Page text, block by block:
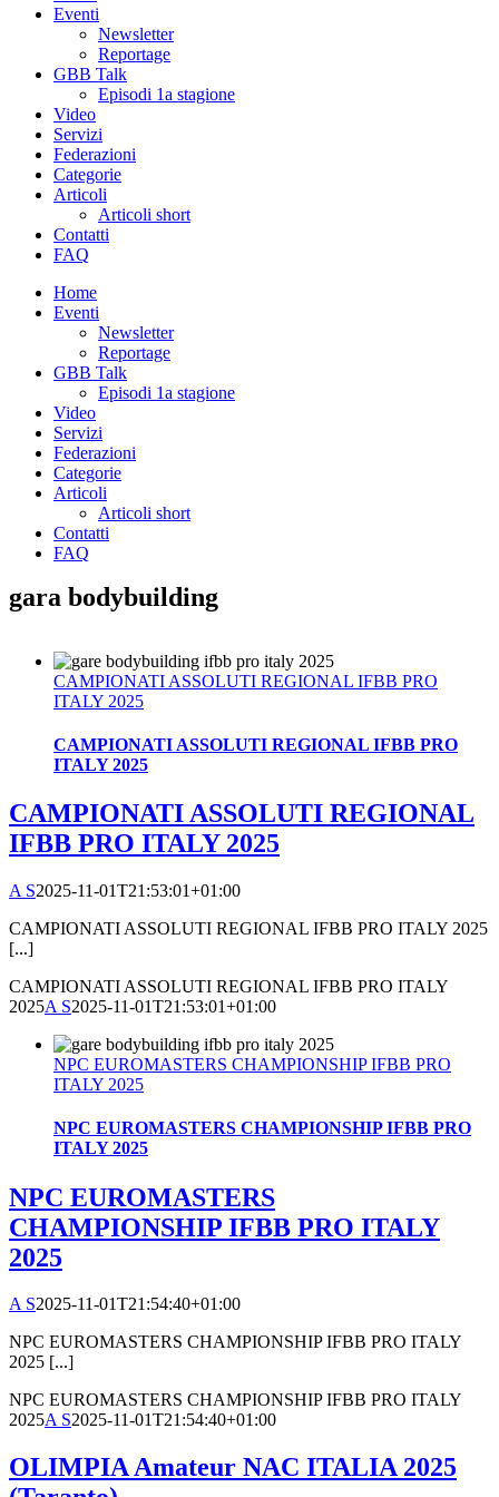
Eventi
Newsletter
Reportage
GBB Talk
Episodi 1a stagione
Video
Servizi
Federazioni
Categorie
Articoli
Articoli short
Contatti
FAQ
Home
Eventi
Newsletter
Reportage
GBB Talk
Episodi 1a stagione
Video
Servizi
Federazioni
Categorie
Articoli
Articoli short
Contatti
FAQ
gara bodybuilding
CAMPIONATI ASSOLUTI REGIONAL IFBB PRO
ITALY 2025
CAMPIONATI ASSOLUTI REGIONAL IFBB PRO
ITALY 2025
CAMPIONATI ASSOLUTI REGIONAL
IFBB PRO ITALY 2025
A S2025-11-01T21:53:01+01:00
CAMPIONATI ASSOLUTI REGIONAL IFBB PRO ITALY 2025
[...]
CAMPIONATI ASSOLUTI REGIONAL IFBB PRO ITALY
2025A S2025-11-01T21:53:01+01:00
NPC EUROMASTERS CHAMPIONSHIP IFBB PRO
ITALY 2025
NPC EUROMASTERS CHAMPIONSHIP IFBB PRO
ITALY 2025
NPC EUROMASTERS
CHAMPIONSHIP IFBB PRO ITALY
2025
A S2025-11-01T21:54:40+01:00
NPC EUROMASTERS CHAMPIONSHIP IFBB PRO ITALY
2025 [...]
NPC EUROMASTERS CHAMPIONSHIP IFBB PRO ITALY
2025A S2025-11-01T21:54:40+01:00
OLIMPIA Amateur NAC ITALIA 2025